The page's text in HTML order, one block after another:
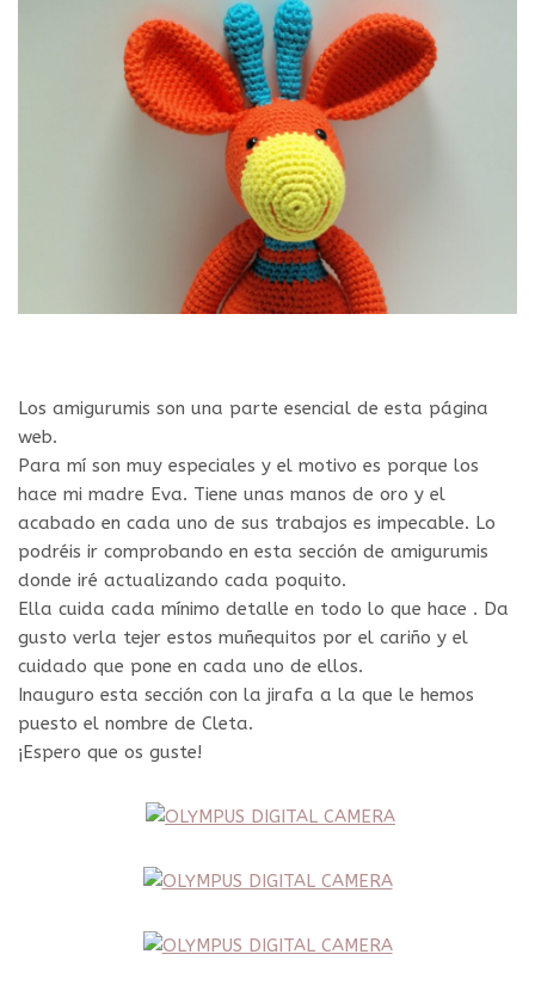
Los amigurumis son una parte esencial de esta página
web.
Para mí son muy especiales y el motivo es porque los
hace mi madre Eva. Tiene unas manos de oro y el
acabado en cada uno de sus trabajos es impecable. Lo
podréis ir comprobando en esta sección de amigurumis
donde iré actualizando cada poquito.
Ella cuida cada mínimo detalle en todo lo que hace . Da
gusto verla tejer estos muñequitos por el cariño y el
cuidado que pone en cada uno de ellos.
Inauguro esta sección con la jirafa a la que le hemos
puesto el nombre de Cleta.
¡Espero que os guste!